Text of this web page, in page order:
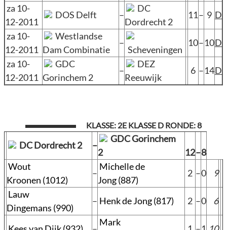
za 10-
12-2011
DOS Delft –
DC
Dordrecht 2
11– 9 D
za 10-
12-2011
Westlandse
Dam Combinatie
–
Scheveningen
10–10D
za 10-
12-2011
GDC
Gorinchem 2
–
DEZ
Reeuwijk
6 –14D
KLASSE: 2E KLASSE D RONDE: 8
DC Dordrecht 2 –
GDC Gorinchem
2
12–8
Wout
Kroonen (1012)
–
Michelle de
Jong (887)
2 –0
9
Lauw
Dingemans (990)
– Henk de Jong (817) 2 –0 6
Mark